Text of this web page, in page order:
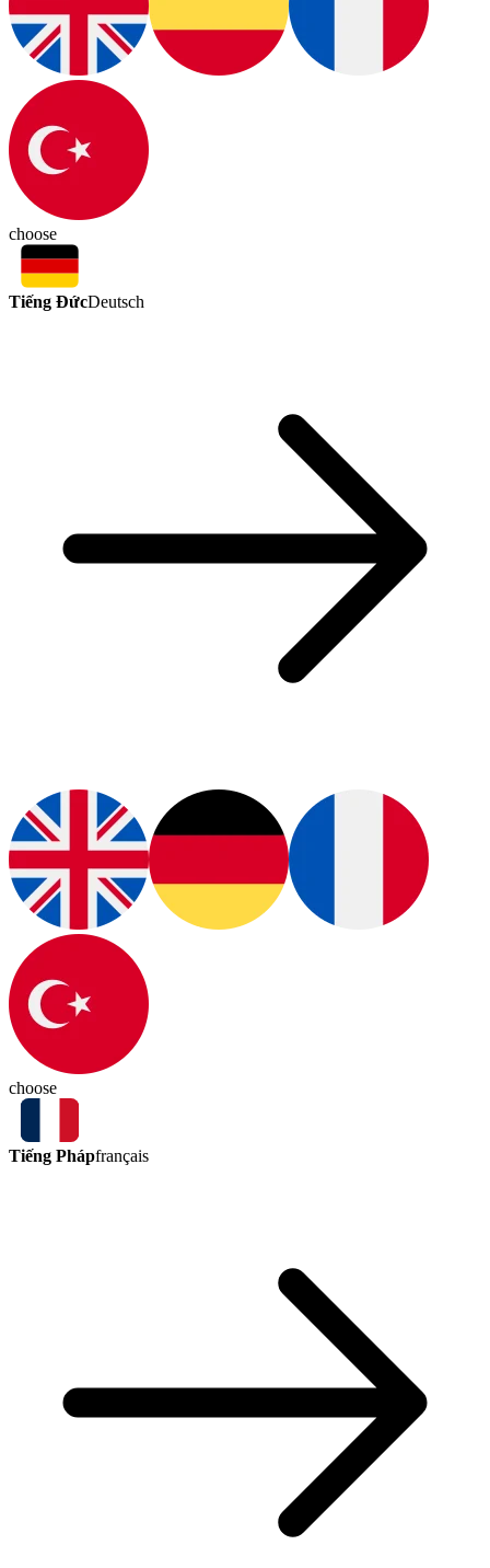
choose
Tiếng ĐứcDeutsch
choose
Tiếng Phápfrançais